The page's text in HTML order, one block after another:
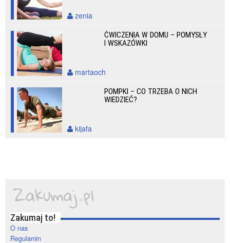
zenia
ĆWICZENIA W DOMU – POMYSŁY
I WSKAZÓWKI
martaoch
POMPKI – CO TRZEBA O NICH
WIEDZIEĆ?
kijafa
Zakumaj to!
O nas
Regulamin